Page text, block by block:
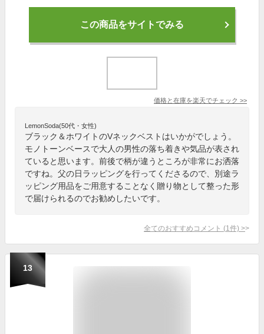
この商品をサイトでみる
価格と在庫を楽天でチェック >>
LemonSoda(50代・女性)
ブラック＆ホワイトのVネックベストはいかがでしょう。
モノトーンベースで大人の男性の落ち着きや気品が表され
ていると思います。前後で柄が違うところが非常にお洒落
ですね。父の日ラッピングを行ってくださるので、別途ラ
ッピング用品をご用意することなく贈り物として整った形
で届けられるのでお勧めしたいです。
全てのおすすめコメント (1 件) >
13